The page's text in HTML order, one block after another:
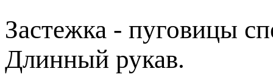
Застежка - пуговицы
Длинный рукав.